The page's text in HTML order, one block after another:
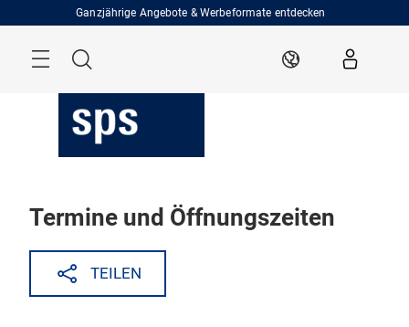
Ganzjährige Angebote & Werbeformate entdecken
Suche DE
Termine und Öffnungszeiten
TEILEN